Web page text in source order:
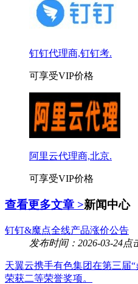
钉钉代理商,钉钉考.
可享受VIP价格
阿里云代理商,北京.
可享受VIP价格
查看更多文章 >新闻中心
钉钉&魔点全线产品涨价公告
发布时间：2026-03-24点
天翼云携手有色集团在第三届
荣获二等荣誉奖项。